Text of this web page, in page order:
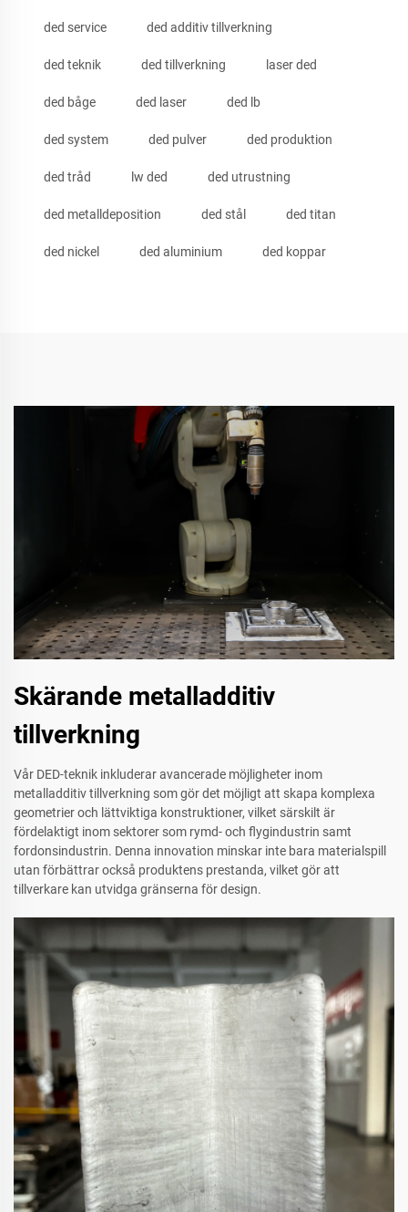
ded service ded additiv tillverkning
ded teknik ded tillverkning laser ded
ded båge ded laser ded lb
ded system ded pulver ded produktion
ded tråd lw ded ded utrustning
ded metalldeposition ded stål ded titan
ded nickel ded aluminium ded koppar
Skärande metalladditiv
tillverkning
Vår DED-teknik inkluderar avancerade möjligheter inom
metalladditiv tillverkning som gör det möjligt att skapa komplexa
geometrier och lättviktiga konstruktioner, vilket särskilt är
fördelaktigt inom sektorer som rymd- och flygindustrin samt
fordonsindustrin. Denna innovation minskar inte bara materialspill
utan förbättrar också produktens prestanda, vilket gör att
tillverkare kan utvidga gränserna för design.